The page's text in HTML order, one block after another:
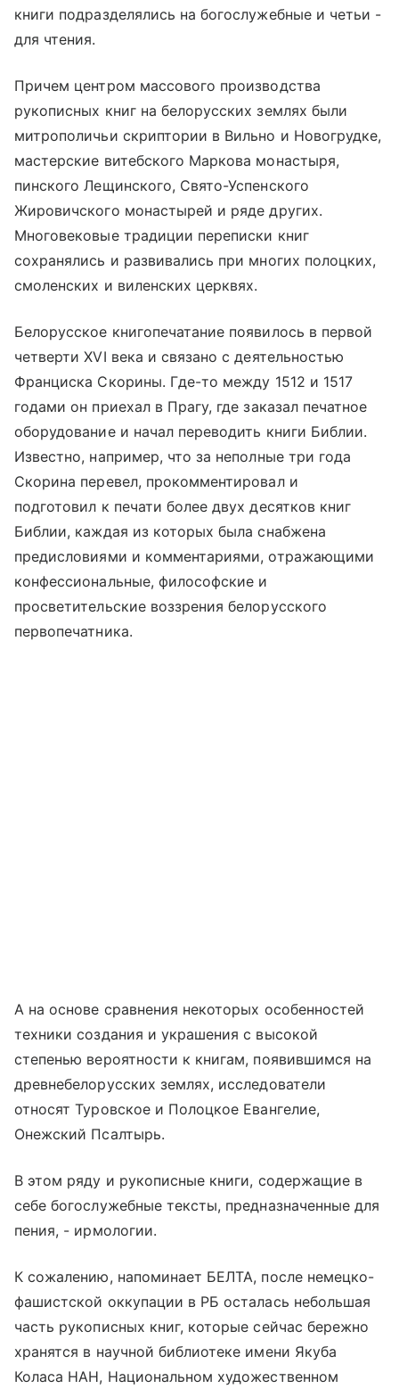
книги подразделялись на богослужебные и четьи -
для чтения.
Причем центром массового производства
рукописных книг на белорусских землях были
митрополичьи скриптории в Вильно и Новогрудке,
мастерские витебского Маркова монастыря,
пинского Лещинского, Свято-Успенского
Жировичского монастырей и ряде других.
Многовековые традиции переписки книг
сохранялись и развивались при многих полоцких,
смоленских и виленских церквях.
Белорусское книгопечатание появилось в первой
четверти XVI века и связано с деятельностью
Франциска Скорины. Где-то между 1512 и 1517
годами он приехал в Прагу, где заказал печатное
оборудование и начал переводить книги Библии.
Известно, например, что за неполные три года
Скорина перевел, прокомментировал и
подготовил к печати более двух десятков книг
Библии, каждая из которых была снабжена
предисловиями и комментариями, отражающими
конфессиональные, философские и
просветительские воззрения белорусского
первопечатника.
А на основе сравнения некоторых особенностей
техники создания и украшения с высокой
степенью вероятности к книгам, появившимся на
древнебелорусских землях, исследователи
относят Туровское и Полоцкое Eвангелие,
Онежский Псалтырь.
В этом ряду и рукописные книги, содержащие в
себе богослужебные тексты, предназначенные для
пения, - ирмологии.
К сожалению, напоминает БЕЛТА, после немецко-
фашистской оккупации в РБ осталась небольшая
часть рукописных книг, которые сейчас бережно
хранятся в научной библиотеке имени Якуба
Коласа НАН, Национальном художественном